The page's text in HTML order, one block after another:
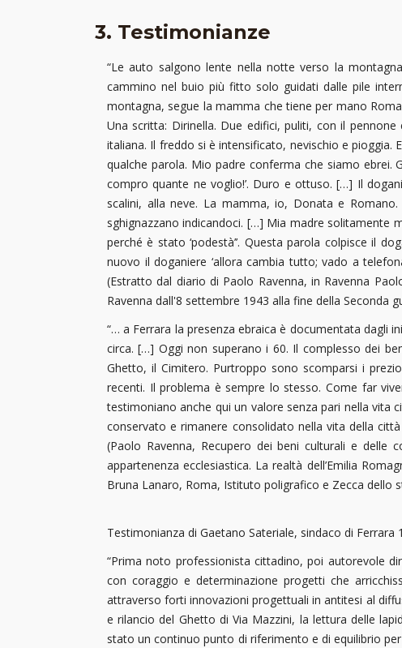
3. Testimonianze
“Le auto salgono lente nella notte verso la
cammino nel buio più fitto solo guidati dalle pile
montagna, segue la mamma che tiene per mano
Una scritta: Dirinella. Due edifici, puliti, con il
italiana. Il freddo si è intensificato, nevischio e pioggia.
qualche parola. Mio padre conferma che siamo
compro quante ne voglio!’. Duro e ottuso. […] Il
scalini, alla neve. La mamma, io, Donata e
sghignazzano indicandoci. […] Mia madre solitamente
perché è stato ‘podestà’’. Questa parola colpisce il
nuovo il doganiere ‘allora cambia tutto; vado a
(Estratto dal diario di Paolo Ravenna, in Ravenna
Ravenna dall'8 settembre 1943 alla fine della Seconda
“… a Ferrara la presenza ebraica è documentata dagli
circa. […] Oggi non superano i 60. Il complesso dei
Ghetto, il Cimitero. Purtroppo sono scomparsi i
recenti. Il problema è sempre lo stesso. Come far
testimoniano anche qui un valore senza pari nella
conservato e rimanere consolidato nella vita della
(Paolo Ravenna, Recupero dei beni culturali e
appartenenza ecclesiastica. La realtà dell’Emilia
Bruna Lanaro, Roma, Istituto poligrafico e Zecca dello
Testimonianza di Gaetano Sateriale, sindaco di Ferrara
“Prima noto professionista cittadino, poi autorevole
con coraggio e determinazione progetti che
attraverso forti innovazioni progettuali in antitesi al
e rilancio del Ghetto di Via Mazzini, la lettura delle
stato un continuo punto di riferimento e di equilibrio